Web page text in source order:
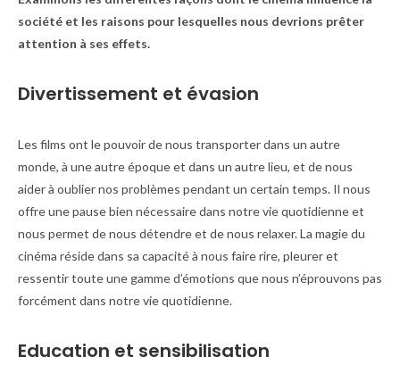
société et les raisons pour lesquelles nous devrions prêter
attention à ses effets.
Divertissement et évasion
Les films ont le pouvoir de nous transporter dans un autre
monde, à une autre époque et dans un autre lieu, et de nous
aider à oublier nos problèmes pendant un certain temps. Il nous
offre une pause bien nécessaire dans notre vie quotidienne et
nous permet de nous détendre et de nous relaxer. La magie du
cinéma réside dans sa capacité à nous faire rire, pleurer et
ressentir toute une gamme d’émotions que nous n’éprouvons pas
forcément dans notre vie quotidienne.
Education et sensibilisation